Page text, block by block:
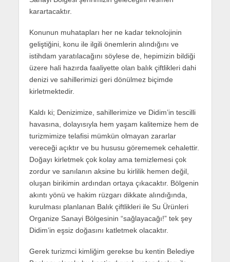
karartacaktır.
Konunun muhatapları her ne kadar teknolojinin
geliştiğini, konu ile ilgili önemlerin alındığını ve
istihdam yaratılacağını söylese de, hepimizin bildiği
üzere hali hazırda faaliyette olan balık çiftlikleri dahi
denizi ve sahillerimizi geri dönülmez biçimde
kirletmektedir.
Kaldı ki; Denizimize, sahillerimize ve Didim’in tescilli
havasına, dolayısıyla hem yaşam kalitemize hem de
turizmimize telafisi mümkün olmayan zararlar
vereceği açıktır ve bu hususu görememek cehalettir.
Doğayı kirletmek çok kolay ama temizlemesi çok
zordur ve sanılanın aksine bu kirlilik hemen değil,
oluşan birikimin ardından ortaya çıkacaktır. Bölgenin
akıntı yönü ve hakim rüzgarı dikkate alındığında,
kurulması planlanan Balık çiftlikleri ile Su Ürünleri
Organize Sanayi Bölgesinin “sağlayacağı!” tek şey
Didim’in eşsiz doğasını katletmek olacaktır.
Gerek turizmci kimliğim gerekse bu kentin Belediye